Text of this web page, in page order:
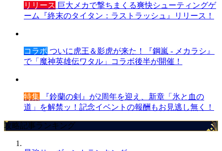
リリース 巨大メカで撃ちまくる爽快シューティングゲ
ーム『終末のタイタン：ラストラッシュ』リリース！
コラボ ついに虎王＆影虎が来た！『鋼嵐 - メカラシ』
で「魔神英雄伝ワタル」コラボ後半が開催！
特集 『鈴蘭の剣』が2周年を迎え、新章「氷と血の
道」を解禁ッ！記念イベントの報酬もお見逃し無く！
攻略記事ランキング